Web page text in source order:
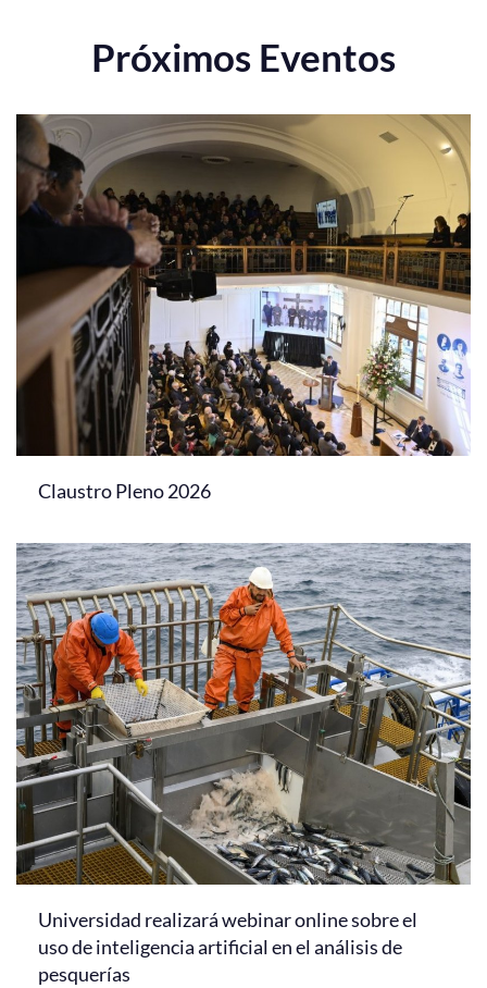
Próximos Eventos
Claustro Pleno 2026
Universidad realizará webinar online sobre el
uso de inteligencia artificial en el análisis de
pesquerías